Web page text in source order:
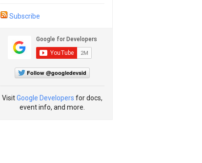
Subscribe
Follow @googledevsid
VisitGoogle Developers for docs,
event info, and more.